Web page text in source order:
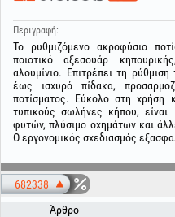
Περιγραφή:
Το ρυθμιζόμενο ακροφύσιο
ποιοτικό αξεσουάρ
αλουμίνιο. Επιτρέπει τη
έως ισχυρό πίδακα,
ποτίσματος. Εύκολο στη χρήση
τυπικούς σωλήνες κήπου, είναι
φυτών, πλύσιμο οχημάτων και
Ο εργονομικός σχεδιασμός
682338
Άρθρο